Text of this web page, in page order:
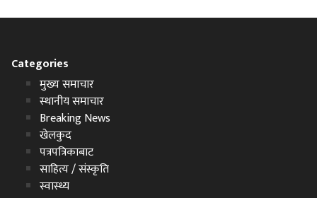
Categories
मुख्य समाचार
स्थानीय समाचार
Breaking News
खेलकुद
पत्रपत्रिकाबाट
साहित्य / संस्कृति
स्वास्थ्य